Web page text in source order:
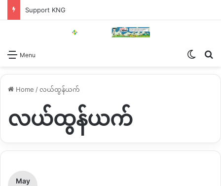
Support KNG
Menu
Home /လယ်ထွန်ယက်
လယ်ထွန်ယက်
May